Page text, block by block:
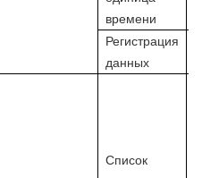
времени
Регистрация
данных
Список